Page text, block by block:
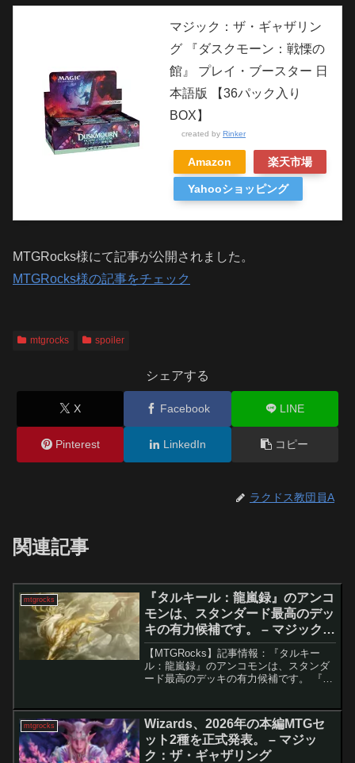
マジック：ザ・ギャザリン
グ 『ダスクモーン：戦慄の
館』 プレイ・ブースター 日
本語版 【36パック入り
BOX】
created by Rinker
Amazon 楽天市場
Yahooショッピング
MTGRocks様にて記事が公開されました。
MTGRocks様の記事をチェック
mtgrocks spoiler
シェアする
X Facebook LINE
Pinterest LinkedIn コピー
ラクドス教団員A
関連記事
mtgrocks
『タルキール：龍嵐録』のアンコ
モンは、スタンダード最高のデッ
キの有力候補です。 – マジック：
ザ・ギャザリング
【MTGRocks】記事情報：『タルキー
ル：龍嵐録』のアンコモンは、スタンダ
ード最高のデッキの有力候補です。 『タ
光真珠の麒麟」。一見すると地味なアン
コモンですが、現行...
mtgrocks
Wizards、2026年の本編MTGセ
ット2種を正式発表。 – マジッ
ク：ザ・ギャザリング